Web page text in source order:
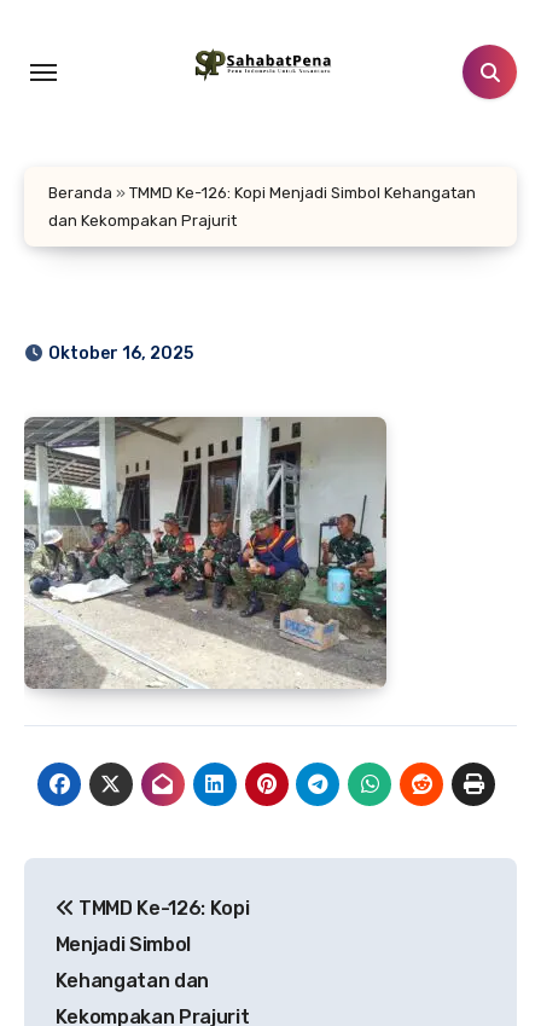
konten
Beranda » TMMD Ke-126: Kopi Menjadi Simbol Kehangatan
dan Kekompakan Prajurit
Oktober 16, 2025
pos
TMMD Ke-126: Kopi
Menjadi Simbol
Kehangatan dan
Kekompakan Prajurit